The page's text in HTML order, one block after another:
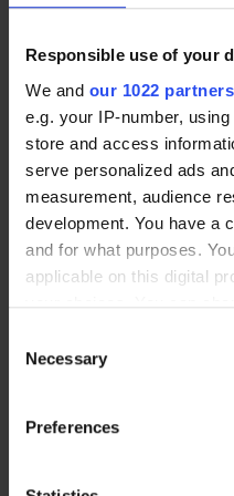
Responsible use of your
We and our 1022 partners
e.g. your IP-number,
store and access
serve personalized ads
measurement, audience
development. You have a
and for what purposes.
applicable on this digital
your choices. You can
the Privacy trigger icon.
Collect information
Selection
Necessary
Preferences
23 ou par e-mail
Contactez nous
Questions
Est-il possible de se